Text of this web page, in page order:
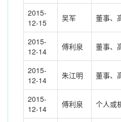
2015-
12-15
吴军 董事、
2015-
12-14
傅利泉 董事、
2015-
12-14
朱江明 董事、
2015-
12-14
傅利泉 个人或